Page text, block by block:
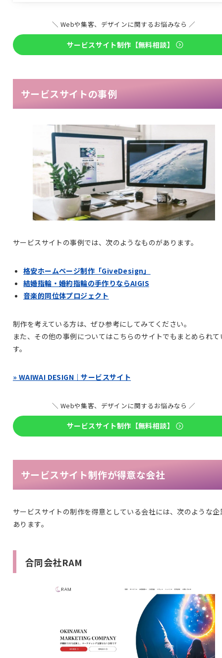
＼ Webや集客、デザインに関するお悩みなら ／
サービスサイト制作【無料相談】
サービスサイトの事例
サービスサイトの事例では、次のようなものがあります。
格安ホームページ制作「GiveDesign」
結婚指輪・婚約指輪の手作りならAIGIS
音楽的同位体プロジェクト
制作を考えている方は、ぜひ参考にしてみてください。
また、その他の事例についてはこちらのサイトでもまとめられて
す。
» WAIWAI DESIGN｜サービスサイト
＼ Webや集客、デザインに関するお悩みなら ／
サービスサイト制作【無料相談】
サービスサイト制作が得意な会社
サービスサイトの制作を得意としている会社には、次のような企
あります。
合同会社RAM